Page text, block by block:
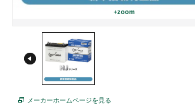
+zoom
メーカーホームページを見る